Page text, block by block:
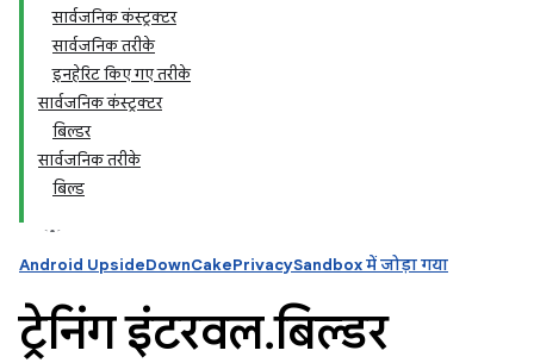
सार्वजनिक कंस्ट्रक्टर
सार्वजनिक तरीके
इनहेरिट किए गए तरीके
सार्वजनिक कंस्ट्रक्टर
बिल्डर
सार्वजनिक तरीके
बिल्ड
Android UpsideDownCakePrivacySandbox में जोड़ा गया
ट्रेनिंग इंटरवल.बिल्डर